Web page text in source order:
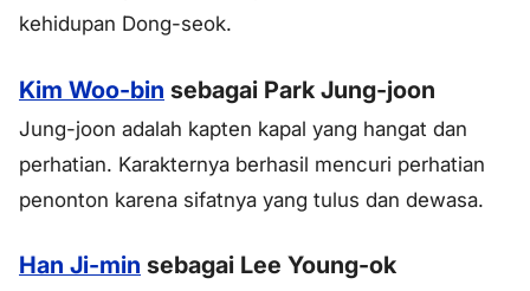
kehidupan Dong-seok.
Kim Woo-bin sebagai Park Jung-joon
Jung-joon adalah kapten kapal yang hangat dan
perhatian. Karakternya berhasil mencuri perhatian
penonton karena sifatnya yang tulus dan dewasa.
Han Ji-min sebagai Lee Young-ok